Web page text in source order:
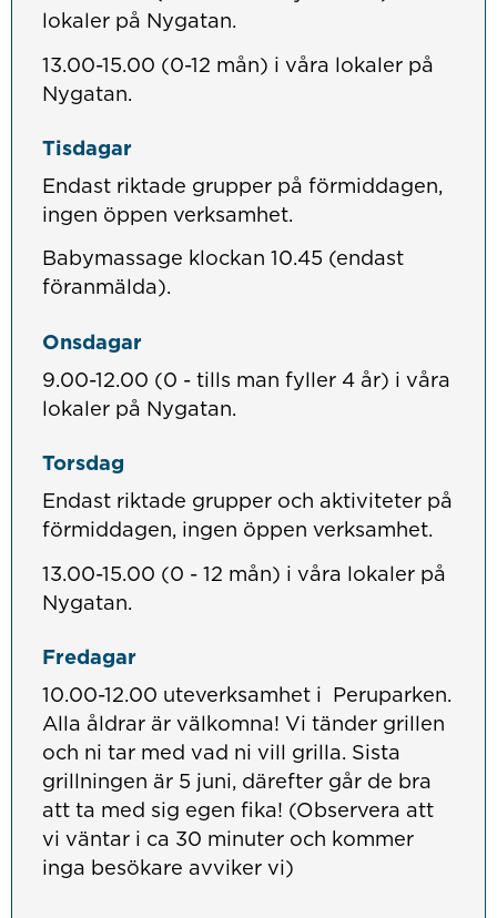
lokaler på Nygatan.
13.00-15.00 (0-12 mån) i våra lokaler på
Nygatan.
Tisdagar
Endast riktade grupper på förmiddagen,
ingen öppen verksamhet.
Babymassage klockan 10.45 (endast
föranmälda).
Onsdagar
9.00-12.00 (0 - tills man fyller 4 år) i våra
lokaler på Nygatan.
Torsdag
Endast riktade grupper och aktiviteter på
förmiddagen, ingen öppen verksamhet.
13.00-15.00 (0 - 12 mån) i våra lokaler på
Nygatan.
Fredagar
10.00-12.00 uteverksamhet i Peruparken.
Alla åldrar är välkomna! Vi tänder grillen
och ni tar med vad ni vill grilla. Sista
grillningen är 5 juni, därefter går de bra
att ta med sig egen fika! (Observera att
vi väntar i ca 30 minuter och kommer
inga besökare avviker vi)